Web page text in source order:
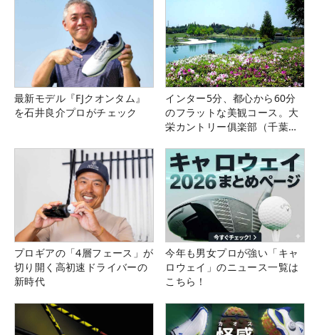
最新モデル『FJクオンタム』
を石井良介プロがチェック
インター5分、都心から60分
のフラットな美観コース。大
栄カントリー俱楽部（千葉
プロギアの「4層フェース」が
切り開く高初速ドライバーの
新時代
今年も男女プロが強い「キャ
ロウェイ」のニュース一覧は
こちら！